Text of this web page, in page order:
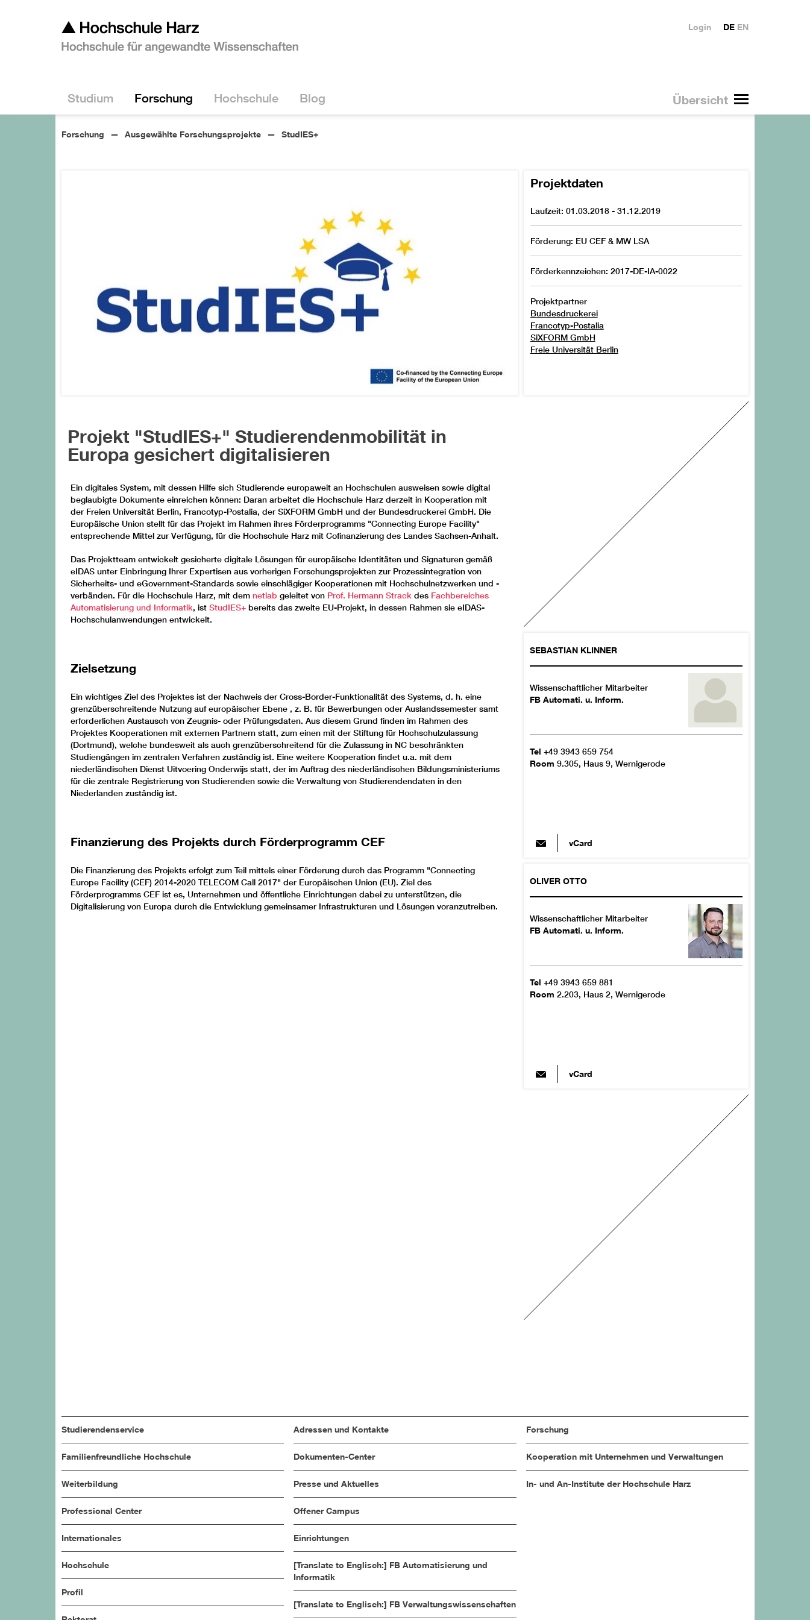
Übersicht
Studium Forschung Hochschule Blog
DE EN
Login
Forschung Ausgewählte Forschungsprojekte StudIES+
Projektdaten
Laufzeit: 01.03.2018 - 31.12.2019
Förderung: EU CEF & MW LSA
Förderkennzeichen: 2017-DE-IA-0022
Projektpartner
Bundesdruckerei
Francotyp-Postalia
SiXFORM GmbH
Freie Universität Berlin
Projekt "StudIES+" Studierendenmobilität in
Europa gesichert digitalisieren
Ein digitales System, mit dessen Hilfe sich Studierende europaweit an Hochschulen ausweisen sowie digital
beglaubigte Dokumente einreichen können: Daran arbeitet die Hochschule Harz derzeit in Kooperation mit
der Freien Universität Berlin, Francotyp-Postalia, der SiXFORM GmbH und der Bundesdruckerei GmbH. Die
Europäische Union stellt für das Projekt im Rahmen ihres Förderprogramms "Connecting Europe Facility"
entsprechende Mittel zur Verfügung, für die Hochschule Harz mit Cofinanzierung des Landes Sachsen-Anhalt.
Das Projektteam entwickelt gesicherte digitale Lösungen für europäische Identitäten und Signaturen gemäß
eIDAS unter Einbringung Ihrer Expertisen aus vorherigen Forschungsprojekten zur Prozessintegration von
Sicherheits- und eGovernment-Standards sowie einschlägiger Kooperationen mit Hochschulnetzwerken und -
verbänden. Für die Hochschule Harz, mit dem netlab geleitet von Prof. Hermann Strack des Fachbereiches
Automatisierung und Informatik, ist StudIES+ bereits das zweite EU-Projekt, in dessen Rahmen sie eIDAS-
Hochschulanwendungen entwickelt.
Zielsetzung
Ein wichtiges Ziel des Projektes ist der Nachweis der Cross-Border-Funktionalität des Systems, d. h. eine
grenzüberschreitende Nutzung auf europäischer Ebene , z. B. für Bewerbungen oder Auslandssemester samt
erforderlichen Austausch von Zeugnis- oder Prüfungsdaten. Aus diesem Grund finden im Rahmen des
Projektes Kooperationen mit externen Partnern statt, zum einen mit der Stiftung für Hochschulzulassung
(Dortmund), welche bundesweit als auch grenzüberschreitend für die Zulassung in NC beschränkten
Studiengängen im zentralen Verfahren zuständig ist. Eine weitere Kooperation findet u.a. mit dem
niederländischen Dienst Uitvoering Onderwijs statt, der im Auftrag des niederländischen Bildungsministeriums
für die zentrale Registrierung von Studierenden sowie die Verwaltung von Studierendendaten in den
Niederlanden zuständig ist.
Finanzierung des Projekts durch Förderprogramm CEF
Die Finanzierung des Projekts erfolgt zum Teil mittels einer Förderung durch das Programm "Connecting
Europe Facility (CEF) 2014-2020 TELECOM Call 2017" der Europäischen Union (EU). Ziel des
Förderprogramms CEF ist es, Unternehmen und öffentliche Einrichtungen dabei zu unterstützen, die
Digitalisierung von Europa durch die Entwicklung gemeinsamer Infrastrukturen und Lösungen voranzutreiben.
SEBASTIAN KLINNER
Wissenschaftlicher Mitarbeiter
FB Automati. u. Inform.
Tel +49 3943 659 754
Room 9.305, Haus 9, Wernigerode
vCard
OLIVER OTTO
Wissenschaftlicher Mitarbeiter
FB Automati. u. Inform.
Tel +49 3943 659 881
Room 2.203, Haus 2, Wernigerode
vCard
Studierendenservice
Familienfreundliche Hochschule
Weiterbildung
Professional Center
Internationales
Hochschule
Profil
Adressen und Kontakte
Dokumenten-Center
Presse und Aktuelles
Offener Campus
Einrichtungen
[Translate to Englisch:] FB Automatisierung und
Informatik
[Translate to Englisch:] FB Verwaltungswissenschaften
Forschung
Kooperation mit Unternehmen und Verwaltungen
In- und An-Institute der Hochschule Harz